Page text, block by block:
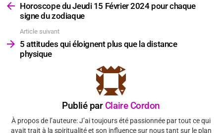
plus
Horoscope du Jeudi 15 Février 2024 pour chaque
signe du zodiaque
Article suivant
5 attitudes qui éloignent plus que la distance
physique
Publié par Claire Cordon
À propos de l’auteure: J’ai toujours été passionnée par tout ce qui
avait trait à la spiritualité et son influence sur nous tant sur le plan